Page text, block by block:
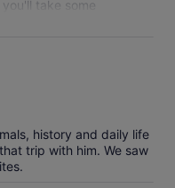
take some
history and daily life
trip with him. We saw